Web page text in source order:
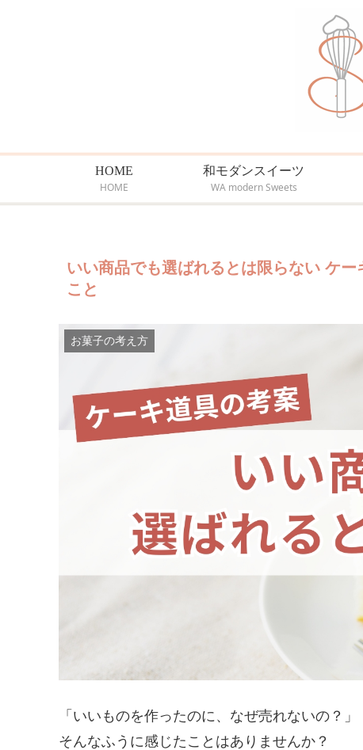
HOME
HOME
和モダンスイーツ
WA modern Sweets
いい商品でも選ばれるとは限らない ケ
こと
お菓子の考え方
「いいものを作ったのに、なぜ売れないの？」
そんなふうに感じたことはありませんか？